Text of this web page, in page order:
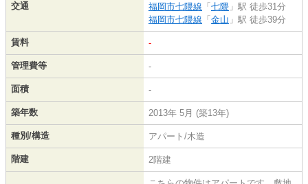
交通
福岡市七隈線 「 七隈 」駅 徒歩31分
福岡市七隈線 「 金山 」駅 徒歩39分
賃料 -
管理費等 -
面積 -
築年数 2013年 5月 (築13年)
種別/構造 アパート/木造
階建 2階建